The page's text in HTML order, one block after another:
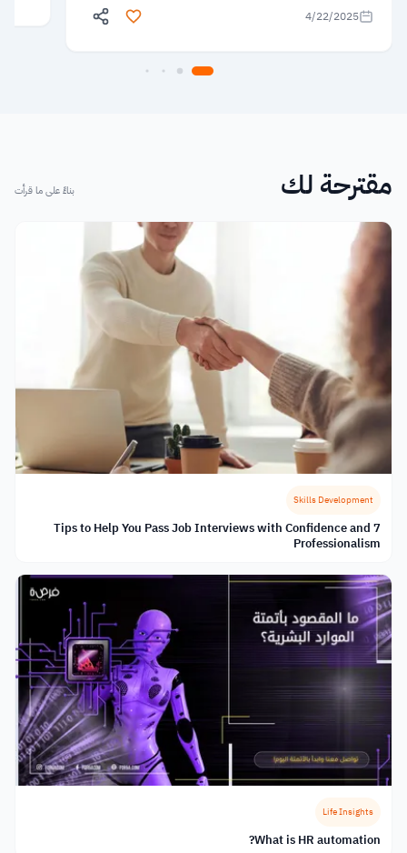
4/22/2025
مقترحة لك بناءً على ما قرأت
Skills Development
7 Tips to Help You Pass Job Interviews with Confidence and
Professionalism
Life Insights
What is HR automation?